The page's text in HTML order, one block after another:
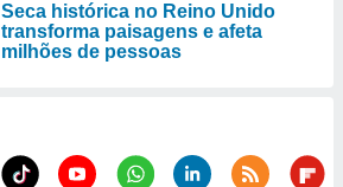
Seca histórica no Reino Unido
transforma paisagens e afeta
milhões de pessoas